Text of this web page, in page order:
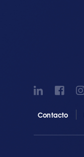
Contacto